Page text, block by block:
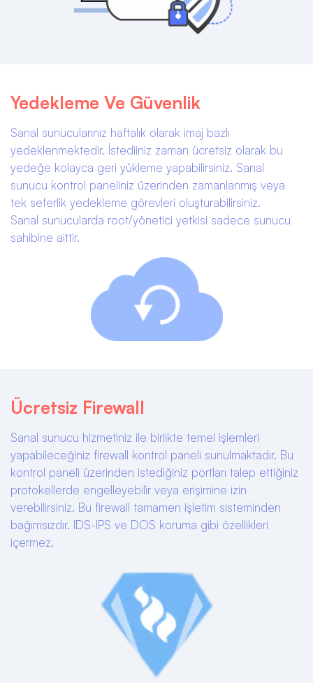
Yedekleme Ve Güvenlik
Sanal sunucularınız haftalık olarak imaj bazlı
yedeklenmektedir. İstediiniz zaman ücretsiz olarak bu
yedeğe kolayca geri yükleme yapabilirsiniz. Sanal
sunucu kontrol paneliniz üzerinden zamanlanmış veya
tek seferlik yedekleme görevleri oluşturabilirsiniz.
Sanal sunucularda root/yönetici yetkisi sadece sunucu
sahibine aittir.
Ücretsiz Firewall
Sanal sunucu hizmetiniz ile birlikte temel işlemleri
yapabileceğiniz firewall kontrol paneli sunulmaktadır. Bu
kontrol paneli üzerinden istediğiniz portları talep ettiğiniz
protokellerde engelleyebilir veya erişimine izin
verebilirsiniz. Bu firewall tamamen işletim sisteminden
bağımsızdır. IDS-IPS ve DOS koruma gibi özellikleri
içermez.